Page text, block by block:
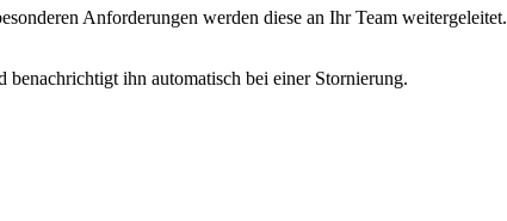
Anforderungen werden diese an Ihr Team weitergeleitet.
ihn automatisch bei einer Stornierung.